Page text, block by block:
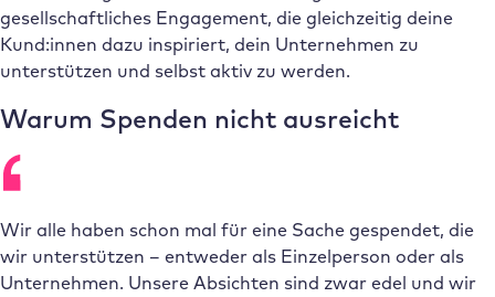
gesellschaftliches Engagement, die gleichzeitig deine
Kund:innen dazu inspiriert, dein Unternehmen zu
unterstützen und selbst aktiv zu werden.
Warum Spenden nicht ausreicht
Wir alle haben schon mal für eine Sache gespendet, die
wir unterstützen – entweder als Einzelperson oder als
Unternehmen. Unsere Absichten sind zwar edel und wir